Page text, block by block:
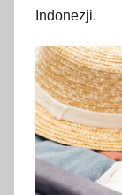
Indonezji.